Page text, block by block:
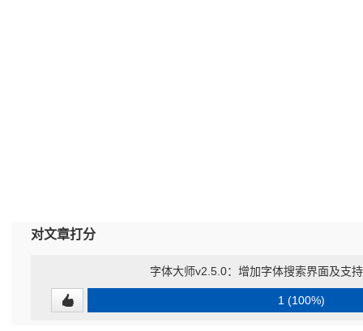
对文章打分
字体大师v2.5.0：增加字体搜索界面及支
1 (100%)